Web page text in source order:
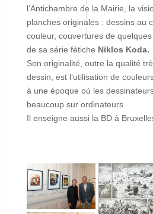
l’Antichambre de la Mairie, la
planches originales : dessins au
couleur, couvertures de
de sa série fétiche Niklos Koda.
Son originalité, outre la qualité
dessin, est l’utilisation de
à une époque où les
beaucoup sur ordinateurs.
Il enseigne aussi la BD à